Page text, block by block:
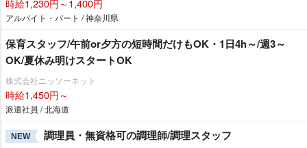
時給1,230円～1,400円
アルバイト・パート / 神奈川県
保育スタッフ/午前or夕方の短時間だけもOK・1日4h～/週3～
OK/夏休み明けスタートOK
株式会社ニッソーネット
時給1,450円～
派遣社員 / 北海道
NEW 調理員・無資格可の調理師/調理スタッフ